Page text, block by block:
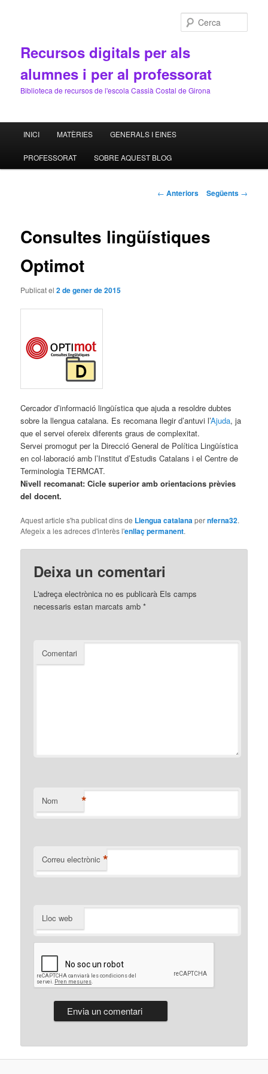
Recursos digitals per als
alumnes i per al professorat
Biblioteca de recursos de l'escola Cassià Costal de Girona
principal
Aneu
al
INICI MATÈRIES GENERALS I EINES
PROFESSORAT SOBRE AQUEST BLOG
Navegació
← Anteriors Següents →
Consultes lingüístiques
Optimot
Publicat el2 de gener de 2015
Cercador d’informació lingüística que ajuda a resoldre dubtes
sobre la llengua catalana. Es recomana llegir d’antuvi l’Ajuda, ja
que el servei ofereix diferents graus de complexitat.
Servei promogut per la Direcció General de Política Lingüística
en col·laboració amb l’Institut d’Estudis Catalans i el Centre de
Terminologia TERMCAT.
Nivell recomanat: Cicle superior amb orientacions prèvies
del docent.
Aquest article s'ha publicat dins de Llengua catalanapernferna32.
Afegeix a les adreces d'interès l'enllaç permanent.
Deixa un comentari
L'adreça electrònica no es publicarà Els camps
necessaris estan marcats amb*
Comentari
Nom *
Correu electrònic *
Lloc web